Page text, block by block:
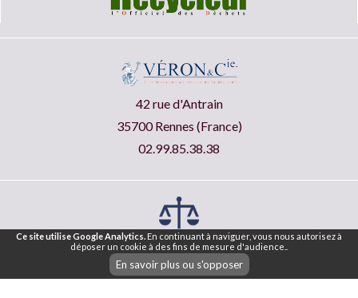
Ce site utilise Google Analytics. En continuant à naviguer, vous nous autorisez à
déposer un cookie à des fins de mesure d'audience..
En savoir plus ou s'opposer
Mentions légales ® CGU CGV
| Lettre d'information |
42 rue d'Antrain
35700 Rennes (France)
02.99.85.38.38